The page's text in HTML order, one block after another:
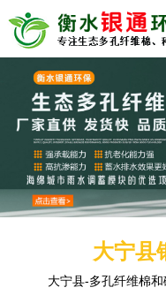
大宁县
大宁县-多孔纤维棉